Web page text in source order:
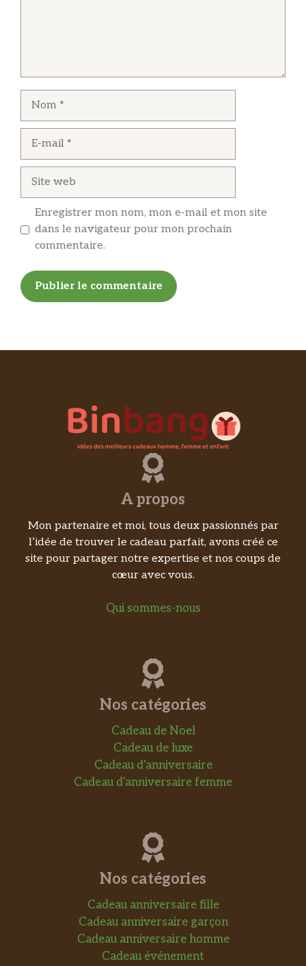
Enregistrer mon nom, mon e-mail et mon site
dans le navigateur pour mon prochain
commentaire.
A propos
Mon partenaire et moi, tous deux passionnés par
l’idée de trouver le cadeau parfait, avons créé ce
site pour partager notre expertise et nos coups de
cœur avec vous.
Qui sommes-nous
Nos catégories
Cadeau de Noel
Cadeau de luxe
Cadeau d'anniversaire
Cadeau d'anniversaire femme
Nos catégories
Cadeau anniversaire fille
Cadeau anniversaire garçon
Cadeau anniversaire homme
Cadeau événement